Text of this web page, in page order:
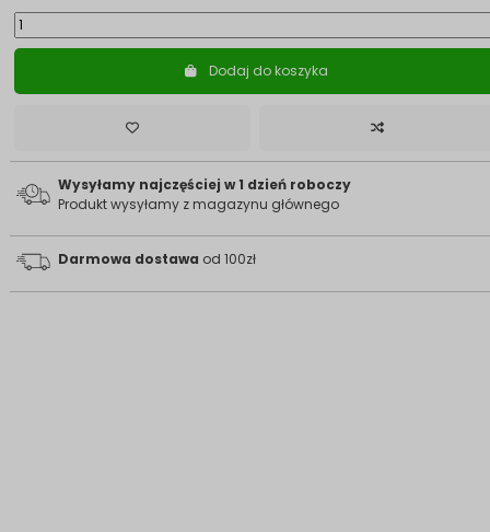
Dodaj do koszyka
Wysyłamy najczęściej w 1 dzień roboczy
Produkt wysyłamy z magazynu głównego
Darmowa dostawa od 100zł